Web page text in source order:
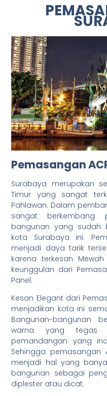
Pemasangan
Surabaya merupakan
Timur yang sangat
Pahlawan. Dalam
sangat berkembang
bangunan yang
kota Surabaya ini.
menjadi daya tarik
karena terkesan
keunggulan dari
Panel.
Kesan Elegant dari
menjadikan kota ini
Bangunan-bangunan
warna yang tegas
pemandangan yang
Sehingga pemasangan
menjadi hal yang
bangunan sebagai
diplester atau dicat.